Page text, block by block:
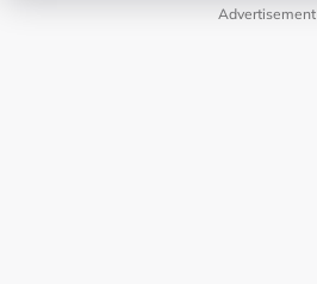
Advertisement